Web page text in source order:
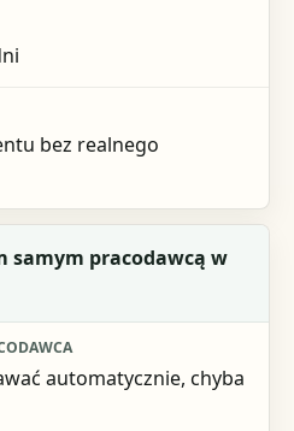
bez realnego
samym pracodawcą w
automatycznie, chyba